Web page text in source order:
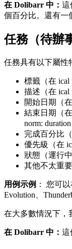
在 Dolibarr 中： 這
個百分比。還有一
任務（待辦
任務具有以下屬性
標籤（在 ical
描述（在 ical
開始日期（在
結束日期（
norm:
完成百分比（
優先級（在
狀態（運行
其他不太重要
用例示例 ： 您可
Evolution、
在大多數情況下，
在 Dolibarr 中： 這